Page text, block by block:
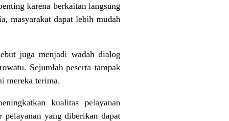
karena berkaitan langsung
masyarakat dapat lebih mudah
juga menjadi wadah dialog
Sejumlah peserta tampak
mereka terima.
kualitas pelayanan
pelayanan yang diberikan dapat